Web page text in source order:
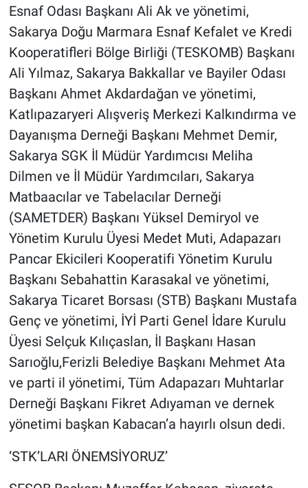
Esnaf Odası Başkanı Ali Ak ve yönetimi,
Sakarya Doğu Marmara Esnaf Kefalet ve Kredi
Kooperatifleri Bölge Birliği (TESKOMB) Başkanı
Ali Yılmaz, Sakarya Bakkallar ve Bayiler Odası
Başkanı Ahmet Akdardağan ve yönetimi,
Katlıpazaryeri Alışveriş Merkezi Kalkındırma ve
Dayanışma Derneği Başkanı Mehmet Demir,
Sakarya SGK İl Müdür Yardımcısı Meliha
Dilmen ve İl Müdür Yardımcıları, Sakarya
Matbaacılar ve Tabelacılar Derneği
(SAMETDER) Başkanı Yüksel Demiryol ve
Yönetim Kurulu Üyesi Medet Muti, Adapazarı
Pancar Ekicileri Kooperatifi Yönetim Kurulu
Başkanı Sebahattin Karasakal ve yönetimi,
Sakarya Ticaret Borsası (STB) Başkanı Mustafa
Genç ve yönetimi, İYİ Parti Genel İdare Kurulu
Üyesi Selçuk Kılıçaslan, İl Başkanı Hasan
Sarıoğlu,Ferizli Belediye Başkanı Mehmet Ata
ve parti il yönetimi, Tüm Adapazarı Muhtarlar
Derneği Başkanı Fikret Adıyaman ve dernek
yönetimi başkan Kabacan’a hayırlı olsun dedi.
‘STK’LARI ÖNEMSİYORUZ’